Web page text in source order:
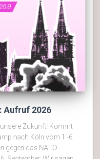
Aufruf 2026
Zukunft! Kommt
nach Köln vom 1.-6.
gegen das NATO-